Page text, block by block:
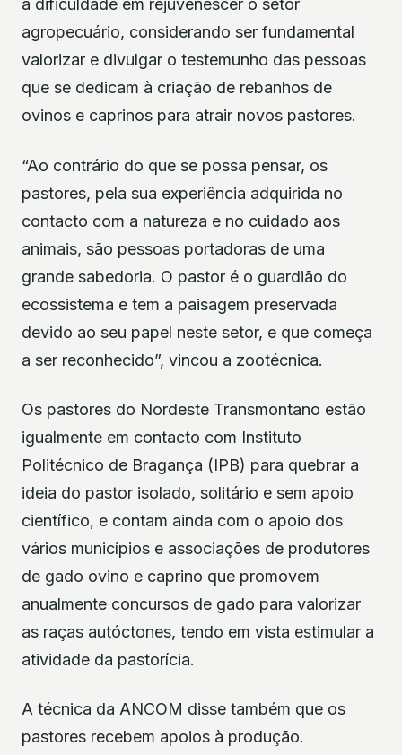
a dificuldade em rejuvenescer o setor
agropecuário, considerando ser fundamental
valorizar e divulgar o testemunho das pessoas
que se dedicam à criação de rebanhos de
ovinos e caprinos para atrair novos pastores.
“Ao contrário do que se possa pensar, os
pastores, pela sua experiência adquirida no
contacto com a natureza e no cuidado aos
animais, são pessoas portadoras de uma
grande sabedoria. O pastor é o guardião do
ecossistema e tem a paisagem preservada
devido ao seu papel neste setor, e que começa
a ser reconhecido”, vincou a zootécnica.
Os pastores do Nordeste Transmontano estão
igualmente em contacto com Instituto
Politécnico de Bragança (IPB) para quebrar a
ideia do pastor isolado, solitário e sem apoio
científico, e contam ainda com o apoio dos
vários municípios e associações de produtores
de gado ovino e caprino que promovem
anualmente concursos de gado para valorizar
as raças autóctones, tendo em vista estimular a
atividade da pastorícia.
A técnica da ANCOM disse também que os
pastores recebem apoios à produção.